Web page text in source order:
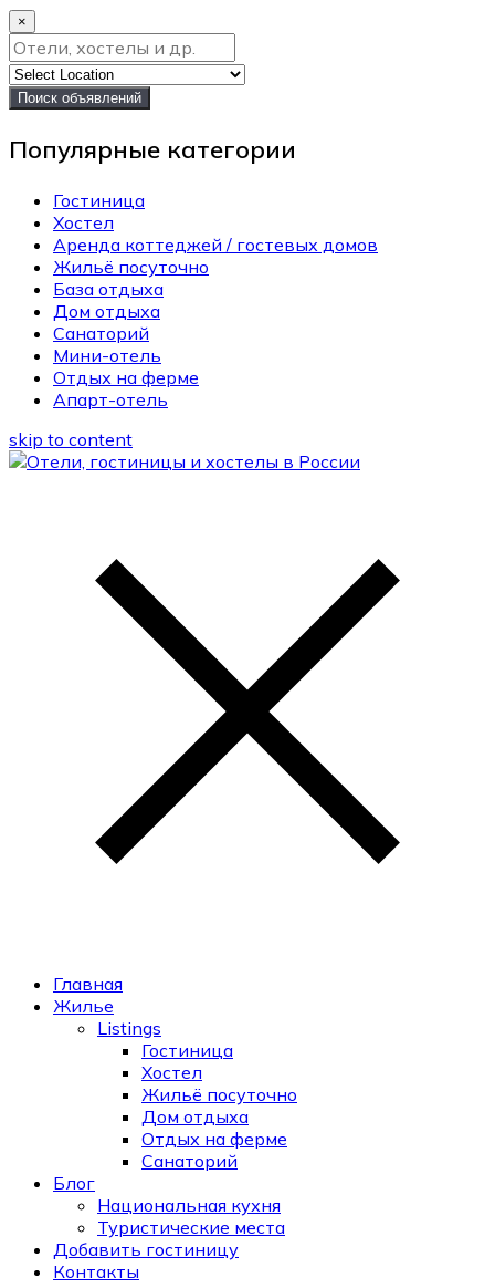
×
Поиск объявлений
Популярные категории
Гостиница
Хостел
Аренда коттеджей / гостевых домов
Жильё посуточно
База отдыха
Дом отдыха
Санаторий
Мини-отель
Отдых на ферме
Апарт-отель
skip to content
Главная
Жилье
Listings
Гостиница
Хостел
Жильё посуточно
Дом отдыха
Отдых на ферме
Санаторий
Блог
Национальная кухня
Туристические места
Добавить гостиницу
Контакты